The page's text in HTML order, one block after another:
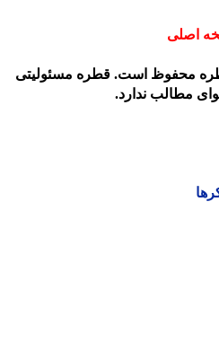
محفوظ است. قطره مسئولیتی
مطالب ندارد.